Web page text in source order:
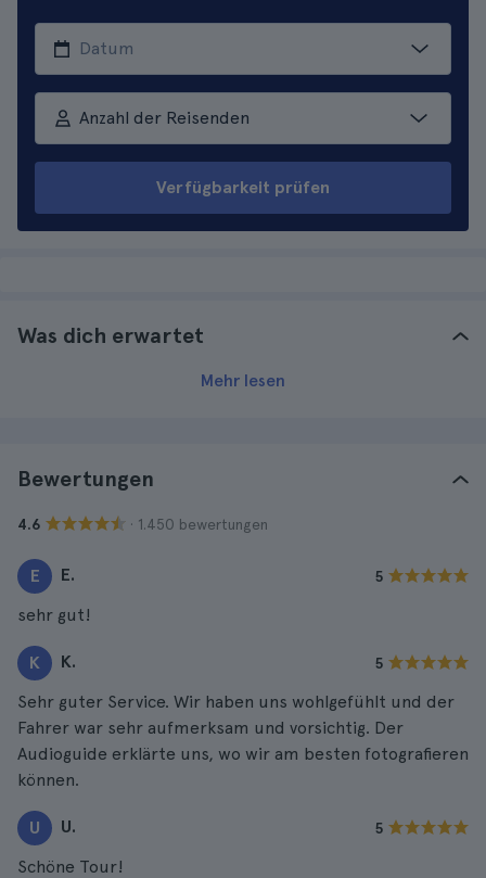
Anzahl der Reisenden
Verfügbarkeit prüfen
Was dich erwartet
Mehr lesen
Bewertungen
4.6 · 1.450 bewertungen
E E. 5
sehr gut!
K K. 5
Sehr guter Service. Wir haben uns wohlgefühlt und der
Fahrer war sehr aufmerksam und vorsichtig. Der
Audioguide erklärte uns, wo wir am besten fotografieren
können.
U U. 5
Schöne Tour!